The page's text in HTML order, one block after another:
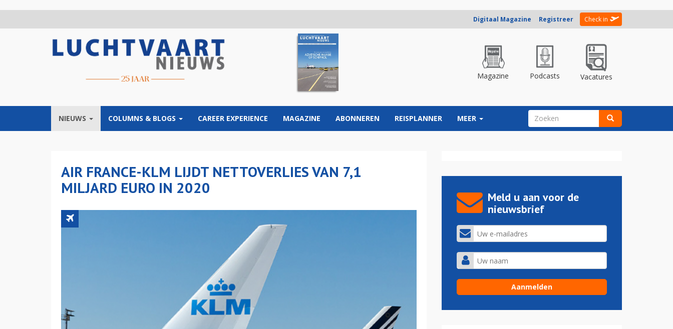
Digitaal Magazine Registreer Check in
Magazine Podcasts Vacatures
NIEUWS COLUMNS & BLOGS CAREER EXPERIENCE MAGAZINE ABONNEREN REISPLANNER MEER ZOEKVELD
AIR FRANCE-KLM LIJDT NETTOVERLIES VAN 7,1
MILJARD EURO IN 2020
Meld u aan voor de
nieuwsbrief